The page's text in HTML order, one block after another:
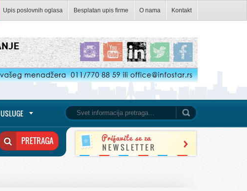
Upis poslovnih oglasa Besplatan upis firme O nama Kontakt
USLUGE